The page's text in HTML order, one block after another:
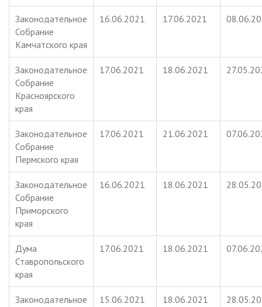
Законодательное
Собрание
Камчатского края
16.06.2021 17.06.2021
Законодательное
Собрание
Красноярского
края
17.06.2021 18.06.2021
Законодательное
Собрание
Пермского края
17.06.2021 21.06.2021
Законодательное
Собрание
Приморского
края
16.06.2021 18.06.2021
Дума
Ставропольского
края
17.06.2021 18.06.2021
Законодательное
15.06.2021 18.06.2021